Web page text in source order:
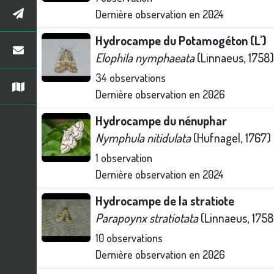
Dernière observation en 2024
Hydrocampe du Potamogéton (L')
Elophila nymphaeata(Linnaeus, 1758)
34 observations
Dernière observation en 2026
Hydrocampe du nénuphar
Nymphula nitidulata(Hufnagel, 1767)
1 observation
Dernière observation en 2024
Hydrocampe de la stratiote
Parapoynx stratiotata(Linnaeus,
10 observations
Dernière observation en 2026